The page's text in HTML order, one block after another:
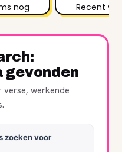
nog Recent
gevonden
verse, werkende
zoeken voor